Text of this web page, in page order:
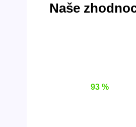
Naše
93 %